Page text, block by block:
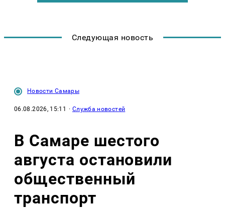
Следующая новость
Новости Самары
06.08.2026, 15:11 · Служба новостей
В Самаре шестого
августа остановили
общественный
транспорт